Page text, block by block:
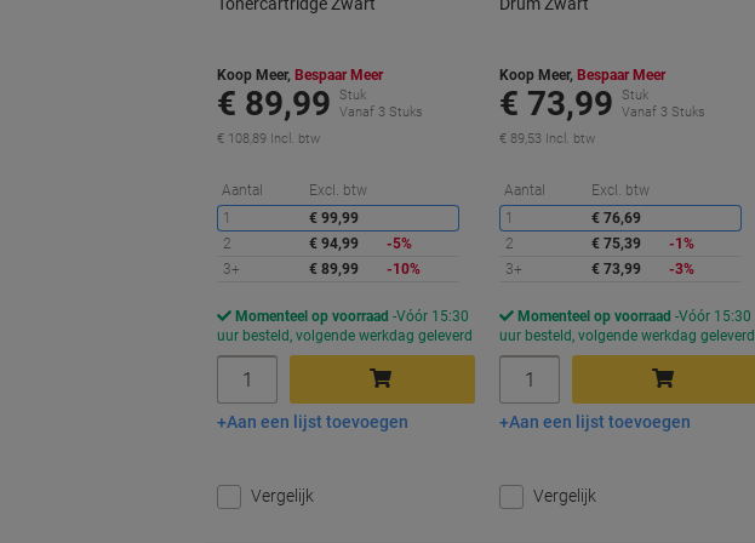
Koop Meer, Bespaar Meer
€ 89,99
Stuk
Vanaf 3 Stuks
€ 108,89 Incl. btw
Aantal Excl. btw
Korting
1
€ 99,99
2
€ 94,99
-5%
3+
€ 89,99 -10%
Momenteel op voorraad Vóór 15:30
uur besteld, volgende werkdag geleverd
In winkelwagen
Aan een lijst toevoegen
Vergelijk
Koop Meer, Bespaar Meer
€ 73,99
Stuk
Vanaf 3 Stuks
€ 89,53 Incl. btw
Aantal Excl. btw
1
€ 76,69
2
€ 75,39
-1%
3+
€ 73,99 -3%
Momenteel op voorraad Vóór 15:30
uur besteld, volgende werkdag geleverd
In winkelwagen
Aan een lijst toevoegen
Vergelijk